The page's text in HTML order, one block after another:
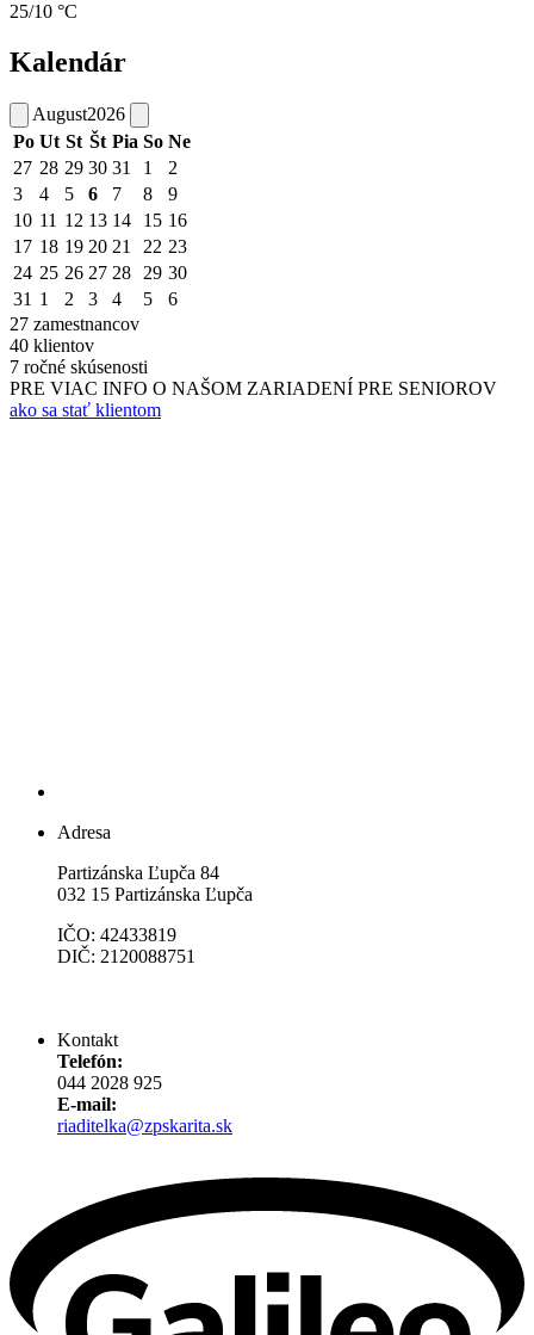
25/10 °C
Kalendár
August2026
Po Ut St Št Pia So Ne
27 28 29 30 31 1
2
3
4 5 6 7 8
9
10 11 12 13 14 15 16
17 18 19 20 21 22 23
24 25 26 27 28 29 30
31 1 2 3 4 5
6
27 zamestnancov
40 klientov
7 ročné skúsenosti
PRE VIAC INFO O NAŠOM ZARIADENÍ PRE SENIOROV
ako sa stať klientom
Adresa
Partizánska Ľupča 84
032 15 Partizánska Ľupča
IČO: 42433819
DIČ: 2120088751
Kontakt
Telefón:
044 2028 925
E-mail:
riaditelka@zpskarita.sk